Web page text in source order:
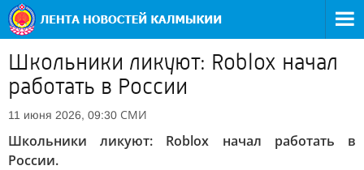
Школьники ликуют: Roblox начал
работать в России
11 июня 2026, 09:30 СМИ
Школьники ликуют: Roblox начал работать в
России.